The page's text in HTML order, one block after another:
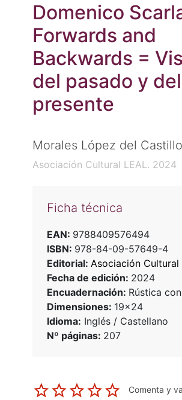
Domenico
Forwards and
Backwards =
del pasado y del
presente
Morales López del
Asociación Cultural LEAL. 2024
Ficha técnica
EAN: 9788409576494
ISBN: 978-84-09-57649-4
Editorial: Asociación Cultural
Fecha de edición: 2024
Encuadernación: Rústica
Dimensiones: 19x24
Idioma: Inglés / Castellano
Nº páginas: 207
Comenta y